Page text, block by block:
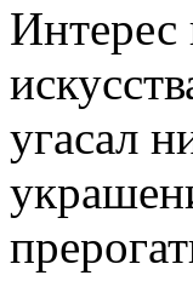
Интерес
угасал